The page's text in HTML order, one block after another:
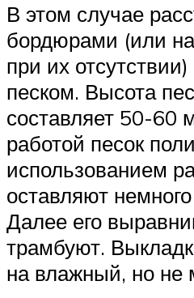
В этом случае
бордюрами (или
при их
песком. Высота
составляет 50-60
работой песок
использованием
оставляют
Далее его
трамбуют.
на влажный, но не